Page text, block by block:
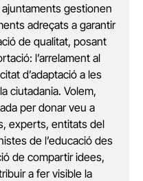
gestionen
adreçats a garantir
de qualitat, posant
l’arrelament al
d’adaptació a les
ciutadania. Volem,
per donar veu a
experts, entitats del
de l’educació des
de compartir idees,
a fer visible la